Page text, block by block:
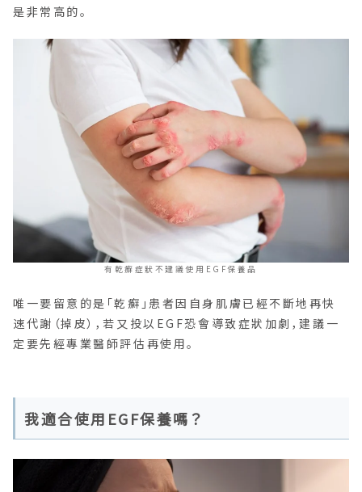
是非常高的。
有乾癬症狀不建議使用EGF保養品
唯一要留意的是「乾癬」患者因自身肌膚已經不斷地再快
速代謝（掉皮），若又投以EGF恐會導致症狀加劇，建議一
定要先經專業醫師評估再使用。
我適合使用EGF保養嗎？